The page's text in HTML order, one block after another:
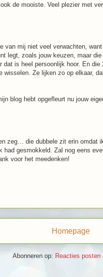
de mooiste. Veel plezier met
van mij niet veel verwachten,
legt, zoals jouw keuzen, maar
dat is heel persoonlijk hoor. En
wisselen. Ze lijken zo op elkaar,
blog hebt opgefleurt nu jouw
zeg… die dubbele zit erin omdat
had gesmokkeld. Zal nog eens
voor het meedenken!
Homepage
Abonneren op: Reacties posten